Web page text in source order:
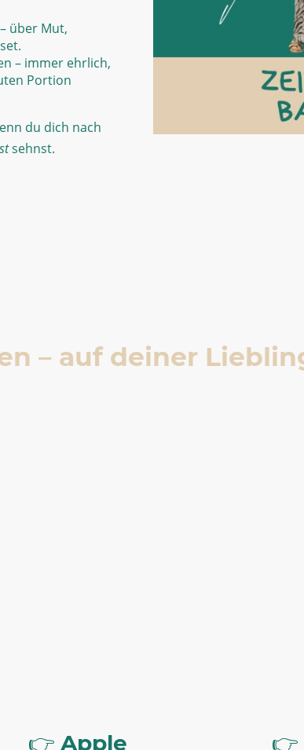
über Mut,
– immer ehrlich,
Portion
du dich nach
sehnst.
– auf deiner
👉Apple
👉